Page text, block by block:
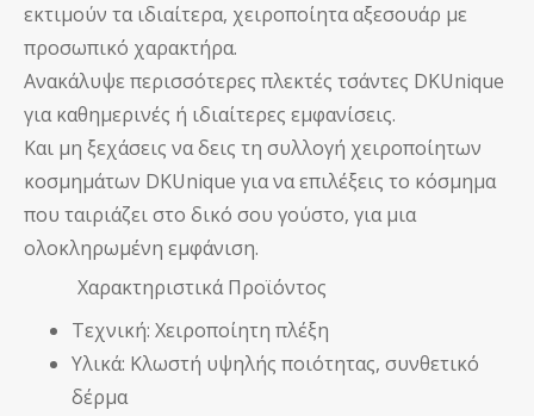
εκτιμούν τα ιδιαίτερα, χειροποίητα αξεσουάρ με
προσωπικό χαρακτήρα.
Ανακάλυψε περισσότερες πλεκτές τσάντες DKUnique
για καθημερινές ή ιδιαίτερες εμφανίσεις.
Και μη ξεχάσεις να δεις τη συλλογή χειροποίητων
κοσμημάτων DKUnique για να επιλέξεις το κόσμημα
που ταιριάζει στο δικό σου γούστο, για μια
ολοκληρωμένη εμφάνιση.
Χαρακτηριστικά Προϊόντος
Τεχνική: Χειροποίητη πλέξη
Υλικά: Κλωστή υψηλής ποιότητας, συνθετικό
δέρμα